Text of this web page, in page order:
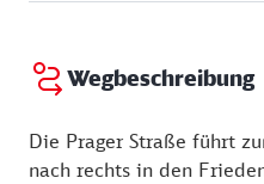
Wegbeschreibung
Die Prager Straße führt
nach rechts in den